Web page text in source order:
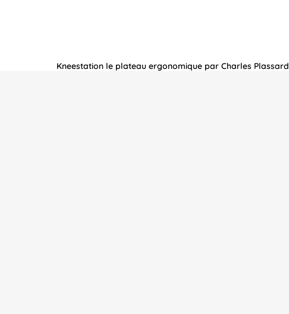
Kneestation le plateau ergonomique par Charles Plassard